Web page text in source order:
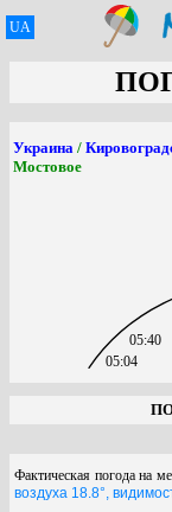
UA
Украина /
Мостовое
05:04
05:40
Фактическая погода на
воздуха 18.8°,